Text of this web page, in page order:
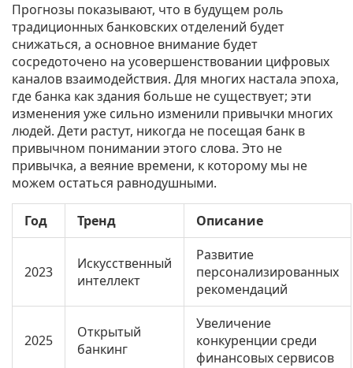
Прогнозы показывают, что в будущем роль
традиционных банковских отделений будет
снижаться, а основное внимание будет
сосредоточено на усовершенствовании цифровых
каналов взаимодействия. Для многих настала эпоха,
где банка как здания больше не существует; эти
изменения уже сильно изменили привычки многих
людей. Дети растут, никогда не посещая банк в
привычном понимании этого слова. Это не
привычка, а веяние времени, к которому мы не
можем остаться равнодушными.
Год Тренд Описание
2023
Искусственный
интеллект
Развитие
персонализированных
рекомендаций
2025
Открытый
банкинг
Увеличение
конкуренции среди
финансовых сервисов